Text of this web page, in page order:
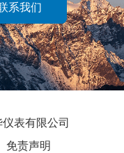
系我们
表有限公司
免责声明